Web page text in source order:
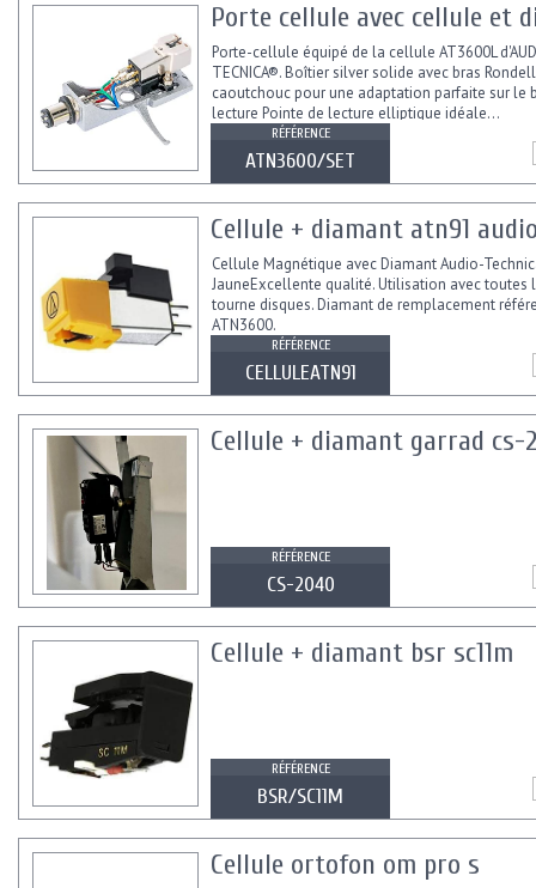
Porte cellule avec cellule et
Porte-cellule équipé de la cellule AT3600L
TECNICA®. Boîtier silver solide avec bras
caoutchouc pour une adaptation parfaite sur le
lecture Pointe de lecture elliptique idéale...
RÉFÉRENCE
ATN3600/SET
Cellule + diamant atn91
Cellule Magnétique avec Diamant Audio-
JauneExcellente qualité. Utilisation avec toutes
tourne disques. Diamant de remplacement
ATN3600.
RÉFÉRENCE
CELLULEATN91
Cellule + diamant garrad cs-
RÉFÉRENCE
CS-2040
Cellule + diamant bsr sc11m
RÉFÉRENCE
BSR/SC11M
Cellule ortofon om pro s